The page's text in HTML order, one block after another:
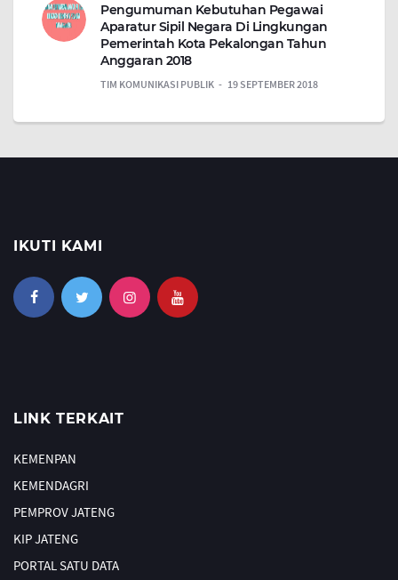
Pengumuman Kebutuhan Pegawai
Aparatur Sipil Negara Di Lingkungan
Pemerintah Kota Pekalongan Tahun
Anggaran 2018
TIM KOMUNIKASI PUBLIK 19 SEPTEMBER 2018
IKUTI KAMI
LINK TERKAIT
KEMENPAN
KEMENDAGRI
PEMPROV JATENG
KIP JATENG
PORTAL SATU DATA